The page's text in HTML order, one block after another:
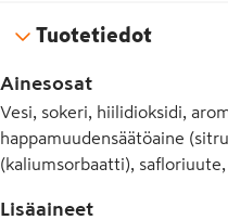
Tuotetiedot
Ainesosat
Vesi, sokeri, hiilidioksidi,
happamuudensäätöaine
(kaliumsorbaatti), safloriuute,
Lisäaineet